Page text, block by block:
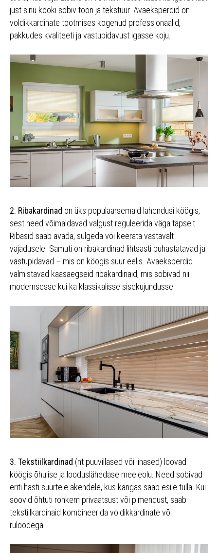
just sinu kööki sobiv toon ja tekstuur. Avaeksperdid on
voldikkardinate tootmises kogenud professionaalid,
pakkudes kvaliteeti ja vastupidavust igasse koju.
2. Ribakardinad on üks populaarsemaid lahendusi köögis,
sest need võimaldavad valgust reguleerida väga täpselt.
Ribasid saab avada, sulgeda või keerata vastavalt
vajadusele. Samuti on ribakardinad lihtsasti puhastatavad ja
vastupidavad – mis on köögis suur eelis. Avaeksperdid
valmistavad kaasaegseid ribakardinaid, mis sobivad nii
modernsesse kui ka klassikalisse sisekujundusse.
3. Tekstiilkardinad (nt puuvillased või linased) loovad
köögis õhulise ja looduslähedase meeleolu. Need sobivad
eriti hästi suurtele akendele, kus kangas saab esile tulla. Kui
soovid õhtuti rohkem privaatsust või pimendust, saab
tekstiilkardinaid kombineerida voldikkardinate või
ruloodega.